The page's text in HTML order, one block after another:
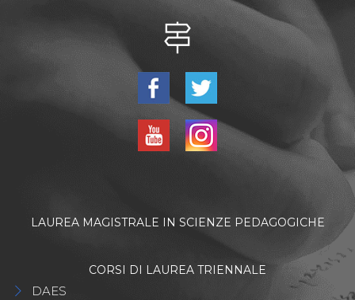
LAUREA MAGISTRALE IN SCIENZE PEDAGOGICHE
CORSI DI LAUREA TRIENNALE
DAES